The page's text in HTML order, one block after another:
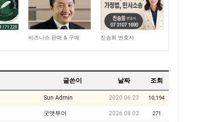
15,039
비즈니스 판매 & 구매 11,043
진승희 변호사
글쓴이 날짜 조회
Sun Admin 2020.06.23 10,194
굿앳투어 2026.08.02 271